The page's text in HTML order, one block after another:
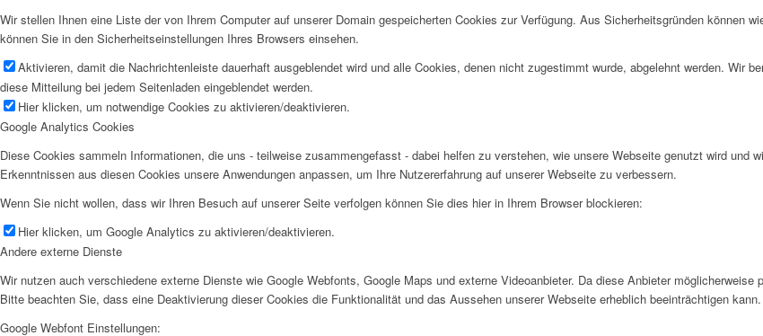
Wir stellen Ihnen eine Liste der von Ihrem Computer auf unserer Domain gespeicherten Cookies zur Verfügung. Aus Sicherheitsgründen können
können Sie in den Sicherheitseinstellungen Ihres Browsers einsehen.
Aktivieren, damit die Nachrichtenleiste dauerhaft ausgeblendet wird und alle Cookies, denen nicht zugestimmt wurde, abgelehnt werden. Wir
diese Mitteilung bei jedem Seitenladen eingeblendet werden.
Hier klicken, um notwendige Cookies zu aktivieren/deaktivieren.
Google Analytics Cookies
Diese Cookies sammeln Informationen, die uns - teilweise zusammengefasst - dabei helfen zu verstehen, wie unsere Webseite genutzt wird und
Erkenntnissen aus diesen Cookies unsere Anwendungen anpassen, um Ihre Nutzererfahrung auf unserer Webseite zu verbessern.
Wenn Sie nicht wollen, dass wir Ihren Besuch auf unserer Seite verfolgen können Sie dies hier in Ihrem Browser blockieren:
Hier klicken, um Google Analytics zu aktivieren/deaktivieren.
Andere externe Dienste
Wir nutzen auch verschiedene externe Dienste wie Google Webfonts, Google Maps und externe Videoanbieter. Da diese Anbieter
Bitte beachten Sie, dass eine Deaktivierung dieser Cookies die Funktionalität und das Aussehen unserer Webseite erheblich beeinträchtigen
Google Webfont Einstellungen: